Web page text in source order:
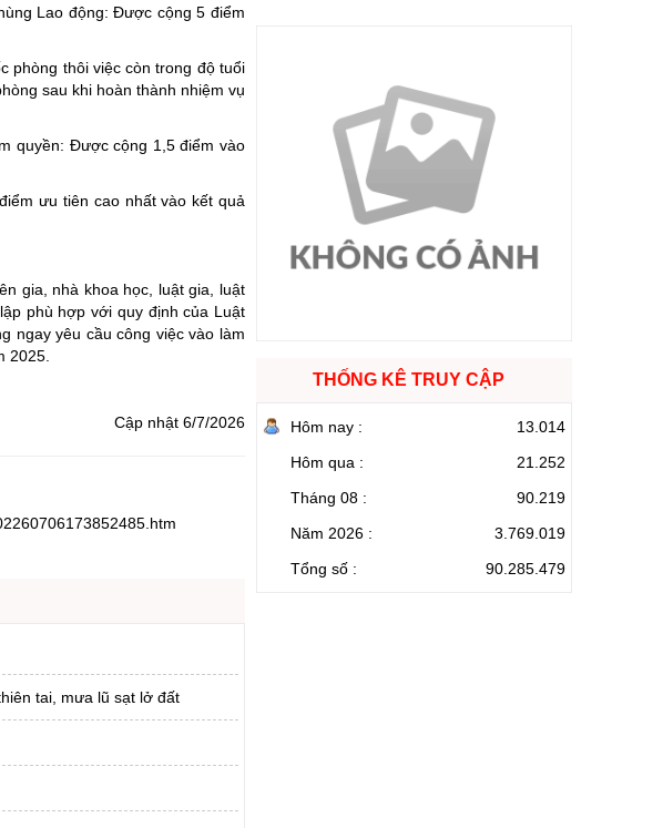
Lao động: Được cộng 5 điểm
phòng thôi việc còn trong độ tuổi
sau khi hoàn thành nhiệm vụ
quyền: Được cộng 1,5 điểm vào
ưu tiên cao nhất vào kết quả
gia, nhà khoa học, luật gia, luật
phù hợp với quy định của Luật
ngay yêu cầu công việc vào làm
2025.
Cập nhật 6/7/2026
tai, mưa lũ sạt lở đất
THỐNG KÊ TRUY CẬP
Hôm nay :
13.014
Hôm qua :
21.252
Tháng 08 :
90.219
Năm 2026 :
3.769.019
Tổng số :
90.285.479